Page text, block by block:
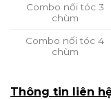
Combo nối tóc 3
chùm
Combo nối tóc 4
chùm
Thông tin liên